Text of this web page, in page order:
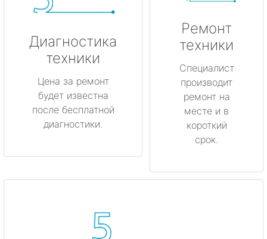
Диагностика
техники
Цена за ремонт
будет известна
после бесплатной
диагностики.
Ремонт
техники
Специалист
производит
ремонт на
месте и в
короткий
срок.